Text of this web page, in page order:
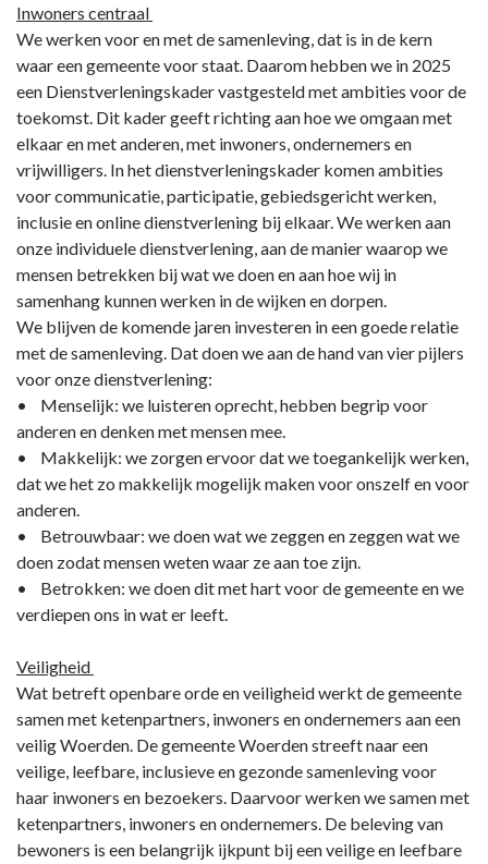
Terug
naar
navigatie
Programma
Bestuur,
dienstverlening
veiligheid
Ambities
Inwoners centraal
We werken voor en met de samenleving, dat is in de kern
waar een gemeente voor staat. Daarom hebben we in 2025
een Dienstverleningskader vastgesteld met ambities voor de
toekomst. Dit kader geeft richting aan hoe we omgaan met
elkaar en met anderen, met inwoners, ondernemers en
vrijwilligers. In het dienstverleningskader komen ambities
voor communicatie, participatie, gebiedsgericht werken,
inclusie en online dienstverlening bij elkaar. We werken aan
onze individuele dienstverlening, aan de manier waarop we
mensen betrekken bij wat we doen en aan hoe wij in
samenhang kunnen werken in de wijken en dorpen.
We blijven de komende jaren investeren in een goede relatie
met de samenleving. Dat doen we aan de hand van vier pijlers
voor onze dienstverlening:
• Menselijk: we luisteren oprecht, hebben begrip voor
anderen en denken met mensen mee.
• Makkelijk: we zorgen ervoor dat we toegankelijk werken,
dat we het zo makkelijk mogelijk maken voor onszelf en voor
anderen.
• Betrouwbaar: we doen wat we zeggen en zeggen wat we
doen zodat mensen weten waar ze aan toe zijn.
• Betrokken: we doen dit met hart voor de gemeente en we
verdiepen ons in wat er leeft.
Veiligheid
Wat betreft openbare orde en veiligheid werkt de gemeente
samen met ketenpartners, inwoners en ondernemers aan een
veilig Woerden. De gemeente Woerden streeft naar een
veilige, leefbare, inclusieve en gezonde samenleving voor
haar inwoners en bezoekers. Daarvoor werken we samen met
ketenpartners, inwoners en ondernemers. De beleving van
bewoners is een belangrijk ijkpunt bij een veilige en leefbare